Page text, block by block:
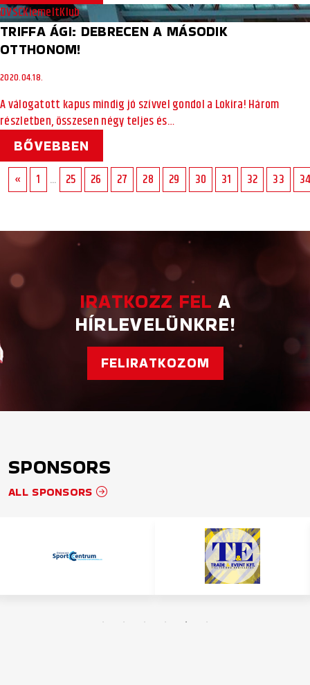
DVSCKiemeltKlub
TRIFFA ÁGI: DEBRECEN A MÁSODIK
OTTHONOM!
2020.04.18.
A válogatott kapus mindig jó szívvel gondol a Lokira! Három
részletben, összesen négy teljes és…
BŐVEBBEN
« 1 ... 25 26 27 28 29 30 31 32 33
IRATKOZZ FEL A
HÍRLEVELÜNKRE!
FELIRATKOZOM
SPONSORS
ALL SPONSORS